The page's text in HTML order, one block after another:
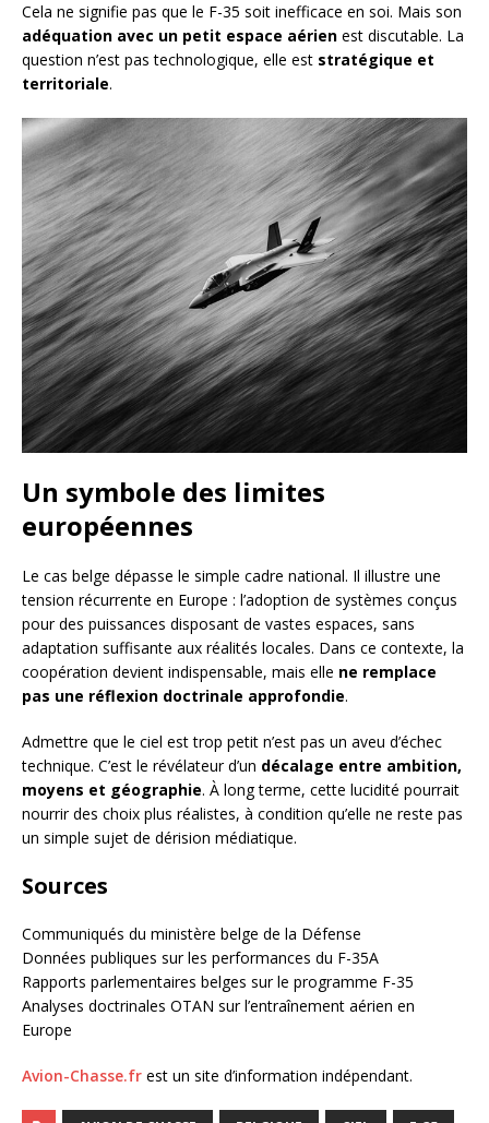
Cela ne signifie pas que le F-35 soit inefficace en soi. Mais son
adéquation avec un petit espace aérien est discutable. La
question n’est pas technologique, elle est stratégique et
territoriale.
Un symbole des limites
européennes
Le cas belge dépasse le simple cadre national. Il illustre une
tension récurrente en Europe : l’adoption de systèmes conçus
pour des puissances disposant de vastes espaces, sans
adaptation suffisante aux réalités locales. Dans ce contexte, la
coopération devient indispensable, mais elle ne remplace
pas une réflexion doctrinale approfondie.
Admettre que le ciel est trop petit n’est pas un aveu d’échec
technique. C’est le révélateur d’un décalage entre ambition,
moyens et géographie. À long terme, cette lucidité pourrait
nourrir des choix plus réalistes, à condition qu’elle ne reste pas
un simple sujet de dérision médiatique.
Sources
Communiqués du ministère belge de la Défense
Données publiques sur les performances du F-35A
Rapports parlementaires belges sur le programme F-35
Analyses doctrinales OTAN sur l’entraînement aérien en
Europe
Avion-Chasse.fr est un site d’information indépendant.